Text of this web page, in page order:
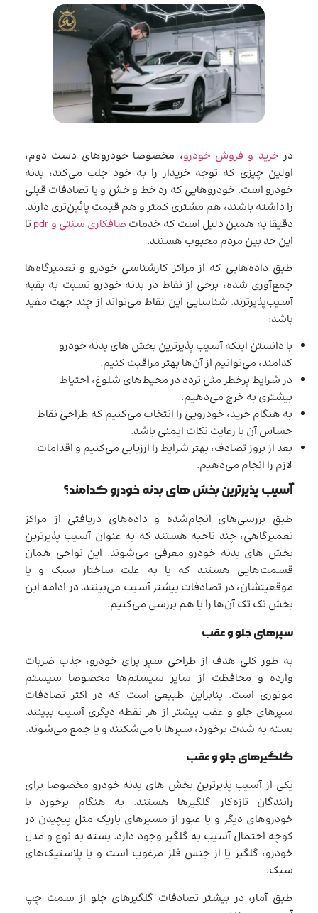
در خرید و فروش خودرو، مخصوصا خودروهای دست دوم،
اولین چیزی که توجه خریدار را به خود جلب می‌کند، بدنه
خودرو است. خودروهایی که رد خط و خش و یا تصادفات قبلی
را داشته باشند، هم مشتری کمتر و هم قیمت پائین‌تری دارند.
دقیقا به همین دلیل است که خدمات صافکاری سنتی و pdr
تا
این حد بین مردم محبوب هستند.
طبق داده‌هایی که از مراکز کارشناسی خودرو و تعمیرگاه‌ها
جمع‌آوری شده، برخی از نقاط در بدنه خودرو نسبت به بقیه
آسیب‌پذیرترند. شناسایی این نقاط می‌تواند از چند جهت مفید
باشد:
با دانستن اینکه آسیب پذیرترین بخش های بدنه خودرو
کدامند، می‌توانیم از آن‌ها بهتر مراقبت کنیم.
در شرایط پرخطر مثل تردد در محیط‌های شلوغ، احتیاط
بیشتری به خرج می‌دهیم.
به هنگام خرید، خودرویی را انتخاب می‌کنیم که طراحی نقاط
حساس آن با رعایت نکات ایمنی باشد.
بعد از بروز تصادف، بهتر شرایط را ارزیابی می‌کنیم و اقدامات
لازم را انجام می‌دهیم.
آسیب پذیرترین بخش های بدنه خودرو کدامند؟
طبق بررسی‌های انجام‌شده و داده‌های دریافتی از مراکز
تعمیرگاهی، چند ناحیه هستند که به عنوان آسیب پذیرترین
بخش های بدنه خودرو معرفی می‌شوند. این نواحی همان
قسمت‌هایی هستند که یا به علت ساختار سبک و یا
موقعیتشان، در تصادفات بیشتر آسیب می‌بینند. در ادامه این
بخش تک تک آن‌ها را با هم بررسی می‌کنیم.
سپرهای جلو و عقب
به طور کلی هدف از طراحی سپر برای خودرو، جذب ضربات
وارده و محافظت از سایر سیستم‌ها مخصوصا سیستم
موتوری است. بنابراین طبیعی است که در اکثر تصادفات
سپرهای جلو و عقب بیشتر از هر نقطه دیگری آسیب ببینند.
بسته به شدت برخورد، سپرها یا می‌شکنند و یا جمع می‌شوند.
گلگیرهای جلو و عقب
یکی از آسیب پذیرترین بخش های بدنه خودرو مخصوصا برای
رانندگان تازه‌کار گلگیرها هستند. به هنگام برخورد با
خودروهای دیگر و یا عبور از مسیرهای باریک مثل پیچیدن در
کوچه‌ احتمال آسیب به گلگیر وجود دارد. بسته به نوع و مدل
خودرو، گلگیر یا از جنس فلز مرغوب است و یا پلاستیک‌های
سبک.
طبق آمار، در بیشتر تصادفات گلگیرهای جلو از سمت چپ